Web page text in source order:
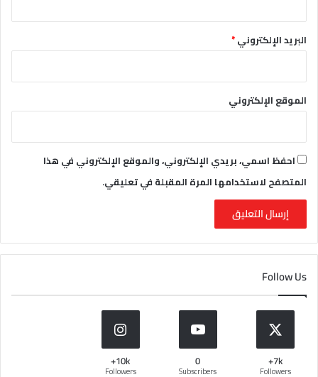
البريد الإلكتروني*
الموقع الإلكتروني
احفظ اسمي، بريدي الإلكتروني، والموقع الإلكتروني في هذا
المتصفح لاستخدامها المرة المقبلة في تعليقي.
Follow Us
7k+
Followers
0
Subscribers
10k+
Followers